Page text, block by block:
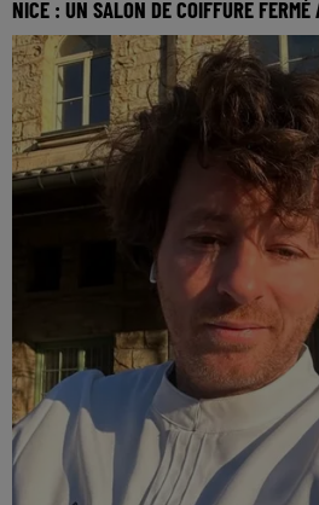
NICE : UN SALON DE COIFFURE